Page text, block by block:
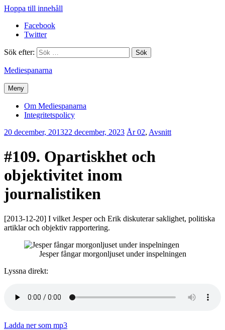
Hoppa till innehåll
Facebook
Twitter
Sök efter:
Mediespanarna
Meny
Om Mediespanarna
Integritetspolicy
20 december, 201322 december, 2023 Erik
År 02, Avsnitt
#109. Opartiskhet och
objektivitet inom
journalistiken
[2013-12-20] I vilket Jesper och Erik diskuterar saklighet, politiska
artiklar och objektiv rapportering.
Jesper fångar morgonljuset under inspelningen
Lyssna direkt:
Ladda ner som mp3